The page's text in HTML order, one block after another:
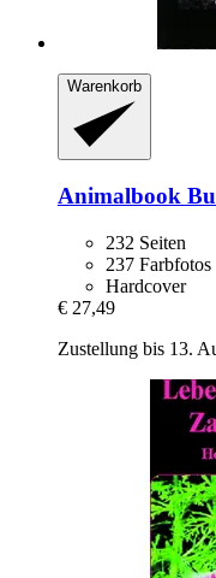
Warenkorb
Animalbook
232 Seiten
237 Farbfotos
Hardcover
€ 27,49
Zustellung bis 13.